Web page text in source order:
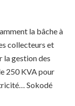
la bâche à
collecteurs et
la gestion des
250 KVA pour
Sokodé